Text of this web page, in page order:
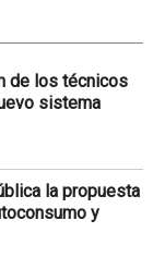
de los técnicos
sistema
la propuesta
y